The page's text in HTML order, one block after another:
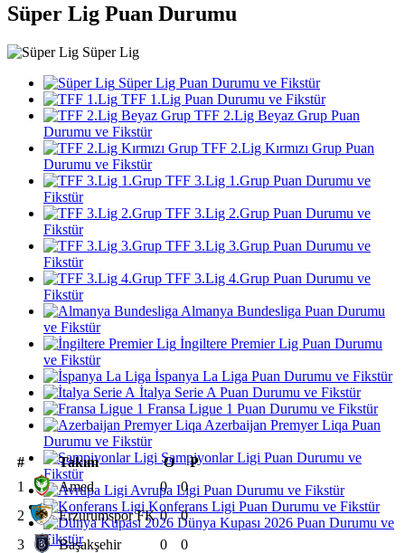
Süper Lig Puan Durumu
Süper Lig
Süper Lig Puan Durumu ve Fikstür
TFF 1.Lig Puan Durumu ve Fikstür
TFF 2.Lig Beyaz Grup Puan
Durumu ve Fikstür
TFF 2.Lig Kırmızı Grup Puan
Durumu ve Fikstür
TFF 3.Lig 1.Grup Puan Durumu ve
Fikstür
TFF 3.Lig 2.Grup Puan Durumu ve
Fikstür
TFF 3.Lig 3.Grup Puan Durumu ve
Fikstür
TFF 3.Lig 4.Grup Puan Durumu ve
Fikstür
Almanya Bundesliga Puan Durumu
ve Fikstür
İngiltere Premier Lig Puan Durumu
ve Fikstür
İspanya La Liga Puan Durumu ve Fikstür
İtalya Serie A Puan Durumu ve Fikstür
Fransa Ligue 1 Puan Durumu ve Fikstür
Azerbaijan Premyer Liqa Puan
Durumu ve Fikstür
Şampiyonlar Ligi Puan Durumu ve
Fikstür
Avrupa Ligi Puan Durumu ve Fikstür
Konferans Ligi Puan Durumu ve Fikstür
Dünya Kupası 2026 Puan Durumu ve
Fikstür
# Takım O
P
1
Amed 0
0
2
Erzurumspor FK 0
0
3
Başakşehir 0
0